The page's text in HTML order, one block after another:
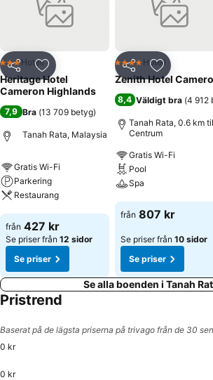
Dela Lägg till i Mina Favoriter
3 Stjärnor
Hotell
Heritage Hotel
Cameron Highlands
7,9 Bra (13 709 betyg)
Tanah Rata, Malaysia
Gratis Wi-Fi
Parkering
Restaurang
Se priser
från 427 kr
Se priser från 12 sidor
Se priser
Dela Lägg till i
4 StjärnorHotell
Zenith Hotel
8,4 Väldigt bra (4 912
Tanah Rata, 0.6 km
Centrum
Gratis Wi-Fi
Pool
Spa
Se priser
från 807 kr
Se priser från 10 sidor
Se priser
Se alla boenden i Tanah
Pristrend
Baserat på de lägsta priserna på trivago från de 30
0 kr
0 kr